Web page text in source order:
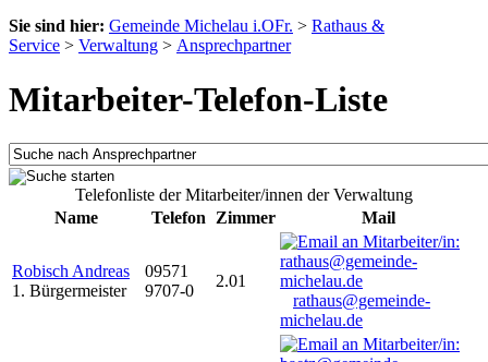
Sie sind hier: Gemeinde Michelau i.OFr. > Rathaus &
Service > Verwaltung > Ansprechpartner
Mitarbeiter-Telefon-Liste
Telefonliste der Mitarbeiter/innen der Verwaltung
Name
Telefon Zimmer Mail
Robisch Andreas
1. Bürgermeister
09571
9707-0
2.01
rathaus@gemeinde-
michelau.de